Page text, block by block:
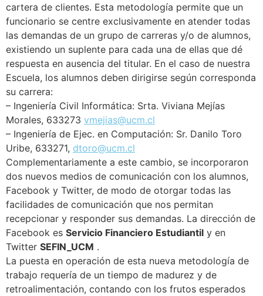
cartera de clientes. Esta metodología permite que un
funcionario se centre exclusivamente en atender todas
las demandas de un grupo de carreras y/o de alumnos,
existiendo un suplente para cada una de ellas que dé
respuesta en ausencia del titular. En el caso de nuestra
Escuela, los alumnos deben dirigirse según corresponda
su carrera:
– Ingeniería Civil Informática: Srta. Viviana Mejías
Morales, 633273 vmejias@ucm.cl
– Ingeniería de Ejec. en Computación: Sr. Danilo Toro
Uribe, 633271, dtoro@ucm.cl
Complementariamente a este cambio, se incorporaron
dos nuevos medios de comunicación con los alumnos,
Facebook y Twitter, de modo de otorgar todas las
facilidades de comunicación que nos permitan
recepcionar y responder sus demandas. La dirección de
Facebook es Servicio Financiero Estudiantil y en
Twitter SEFIN_UCM .
La puesta en operación de esta nueva metodología de
trabajo requería de un tiempo de madurez y de
retroalimentación, contando con los frutos esperados